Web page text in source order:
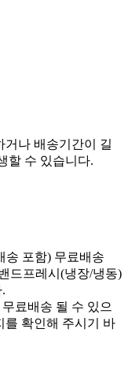
거나 배송기간이 길
할 수 있습니다.
송 포함) 무료배송
드프레시(냉장/냉동)
료배송 될 수 있으
를 확인해 주시기 바